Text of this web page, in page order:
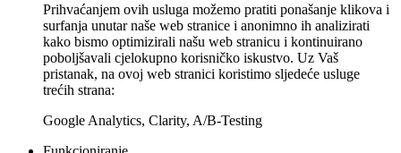
Prihvaćanjem ovih usluga možemo pratiti ponašanje klikova i
surfanja unutar naše web stranice i anonimno ih analizirati
kako bismo optimizirali našu web stranicu i kontinuirano
poboljšavali cjelokupno korisničko iskustvo. Uz Vaš
pristanak, na ovoj web stranici koristimo sljedeće usluge
trećih strana:
Google Analytics, Clarity, A/B-Testing